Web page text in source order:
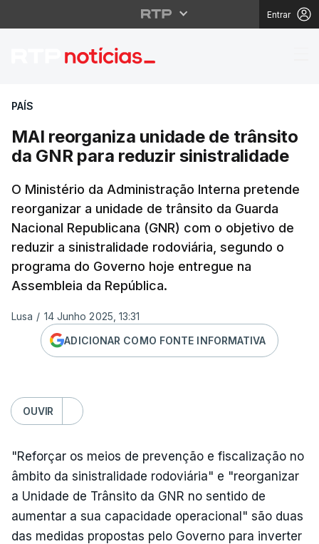
Entrar
MAI reorganiza
PAÍS
MAI reorganiza unidade de trânsito
da GNR para reduzir sinistralidade
O Ministério da Administração Interna pretende
reorganizar a unidade de trânsito da Guarda
Nacional Republicana (GNR) com o objetivo de
reduzir a sinistralidade rodoviária, segundo o
programa do Governo hoje entregue na
Assembleia da República.
Lusa / 14 Junho 2025, 13:31
ADICIONAR COMO FONTE INFORMATIVA
OUVIR
"Reforçar os meios de prevenção e fiscalização no
âmbito da sinistralidade rodoviária" e "reorganizar
a Unidade de Trânsito da GNR no sentido de
aumentar a sua capacidade operacional" são duas
das medidas propostas pelo Governo para inverter